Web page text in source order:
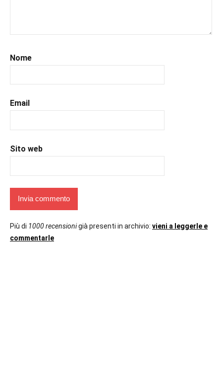
#prossimeuscitelibri
#romance,
#uncuoretrailibri
Nome
Email
Sito web
Più di 1000 recensionigià presenti in archivio: vieni a leggerle e
commentarle